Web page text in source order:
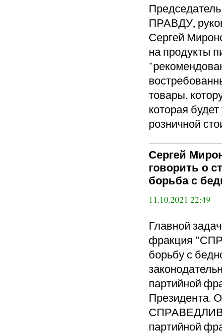
ПРАВДУ,
Сергей
на продукты
товары,
которая
розничной
Сергей
говорить о
борьба с
11.10.2021 22:49
Главной
фракция
борьбу с
партийной
Президента.
партийной